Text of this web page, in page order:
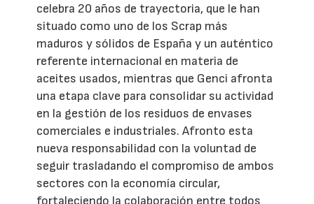
celebra 20 años de trayectoria, que le han
situado como uno de los Scrap más
maduros y sólidos de España y un auténtico
referente internacional en materia de
aceites usados, mientras que Genci afronta
una etapa clave para consolidar su actividad
en la gestión de los residuos de envases
comerciales e industriales. Afronto esta
nueva responsabilidad con la voluntad de
seguir trasladando el compromiso de ambos
sectores con la economía circular,
fortaleciendo la colaboración entre todos